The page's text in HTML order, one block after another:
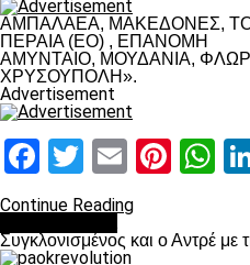
ΑΜΠΑΛΑΕΑ, ΜΑΚΕΔΟΝΕΣ,
ΠΕΡΑΙΑ (ΕΟ) , ΕΠΑΝΟΜΗ
ΑΜΥΝΤΑΙΟ, ΜΟΥΔΑΝΙΑ,
ΧΡΥΣΟΥΠΟΛΗ».
Advertisement
Facebook
Twitter
Email
Continue Reading
Συγκλονισμένος και ο Αντρέ με